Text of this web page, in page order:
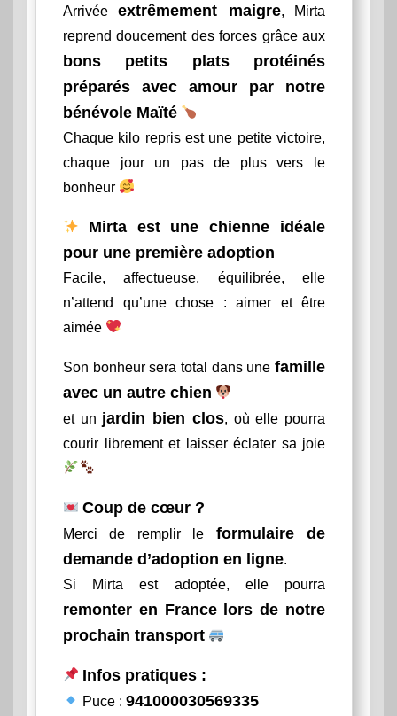
Arrivéeextrêmement maigre, Mirta
reprend doucement des forces grâce aux
bons petits plats protéinés
préparés avec amour par notre
bénévole Maïté
Chaque kilo repris est une petite victoire,
chaque jour un pas de plus vers le
bonheur
Mirta est une chienne idéale
pour une première adoption
Facile, affectueuse, équilibrée, elle
n’attend qu’une chose : aimer et être
aimée
Son bonheur sera total dans une famille
avec un autre chien
et un jardin bien clos, où elle pourra
courir librement et laisser éclater sa joie
Coup de cœur ?
Merci de remplir le formulaire de
demande d’adoption en ligne.
Si Mirta est adoptée, elle pourra
remonter en France lors de notre
prochain transport
Infos pratiques :
Puce :941000030569335